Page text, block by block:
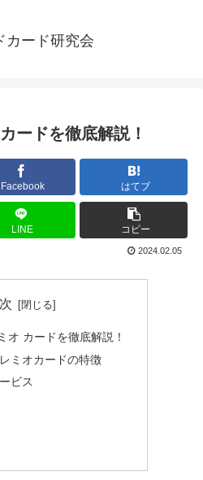
カード研究会
ードを徹底解説！
Facebook はてブ
LINE コピー
2024.02.05
オ カードを徹底解説！
ミオカードの特徴
ビス